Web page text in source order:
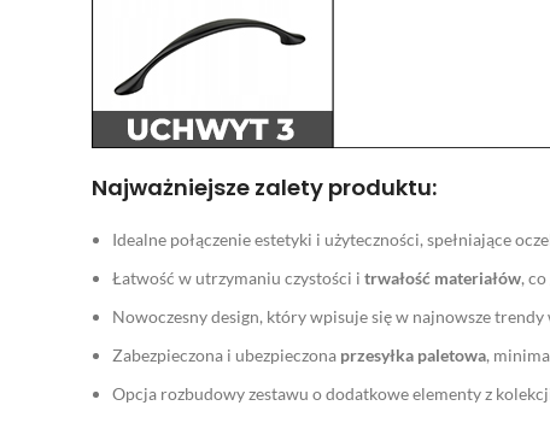
Najważniejsze zalety produktu:
Idealne połączenie estetyki i użyteczności, spełniające
Łatwość w utrzymaniu czystości i trwałość materiałów,
Nowoczesny design, który wpisuje się w najnowsze
Zabezpieczona i ubezpieczona przesyłka paletowa,
Opcja rozbudowy zestawu o dodatkowe elementy z